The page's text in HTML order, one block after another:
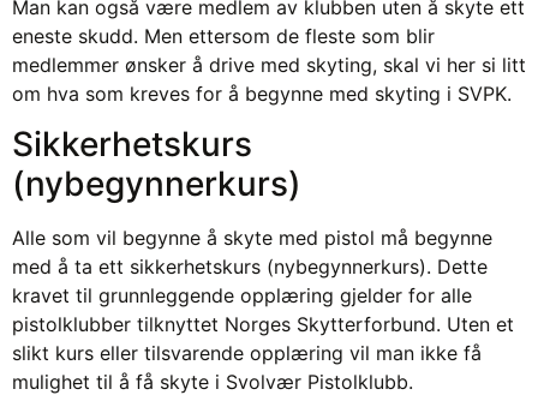
Man kan også være medlem av klubben uten å skyte ett
eneste skudd. Men ettersom de fleste som blir
medlemmer ønsker å drive med skyting, skal vi her si litt
om hva som kreves for å begynne med skyting i SVPK.
Sikkerhetskurs
(nybegynnerkurs)
Alle som vil begynne å skyte med pistol må begynne
med å ta ett sikkerhetskurs (nybegynnerkurs). Dette
kravet til grunnleggende opplæring gjelder for alle
pistolklubber tilknyttet Norges Skytterforbund. Uten et
slikt kurs eller tilsvarende opplæring vil man ikke få
mulighet til å få skyte i Svolvær Pistolklubb.